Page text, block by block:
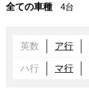
全ての車種 4台
英数 ア行
ハ行 マ行